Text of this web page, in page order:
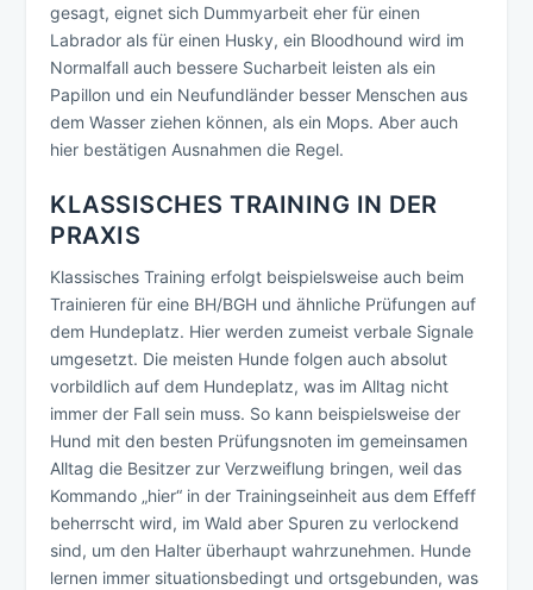
gesagt, eignet sich Dummyarbeit eher für einen
Labrador als für einen Husky, ein Bloodhound wird im
Normalfall auch bessere Sucharbeit leisten als ein
Papillon und ein Neufundländer besser Menschen aus
dem Wasser ziehen können, als ein Mops. Aber auch
hier bestätigen Ausnahmen die Regel.
KLASSISCHES TRAINING IN DER
PRAXIS
Klassisches Training erfolgt beispielsweise auch beim
Trainieren für eine BH/BGH und ähnliche Prüfungen auf
dem Hundeplatz. Hier werden zumeist verbale Signale
umgesetzt. Die meisten Hunde folgen auch absolut
vorbildlich auf dem Hundeplatz, was im Alltag nicht
immer der Fall sein muss. So kann beispielsweise der
Hund mit den besten Prüfungsnoten im gemeinsamen
Alltag die Besitzer zur Verzweiflung bringen, weil das
Kommando „hier“ in der Trainingseinheit aus dem Effeff
beherrscht wird, im Wald aber Spuren zu verlockend
sind, um den Halter überhaupt wahrzunehmen. Hunde
lernen immer situationsbedingt und ortsgebunden, was